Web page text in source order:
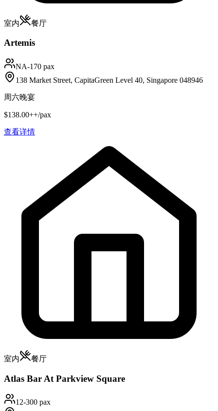
室内 餐厅
Artemis
NA-170 pax
138 Market Street, CapitaGreen Level 40, Singapore 048946
周六晚宴
$138.00++/pax
查看详情
室内 餐厅
Atlas Bar At Parkview Square
12-300 pax